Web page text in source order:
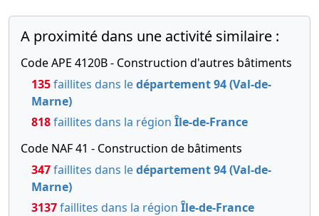
A proximité dans une activité similaire :
Code APE 4120B - Construction d'autres bâtiments
135faillites dans ledépartement 94 (Val-de-
Marne)
818faillites dans la région Île-de-France
Code NAF 41 - Construction de bâtiments
347faillites dans ledépartement 94 (Val-de-
Marne)
3137faillites dans la région Île-de-France